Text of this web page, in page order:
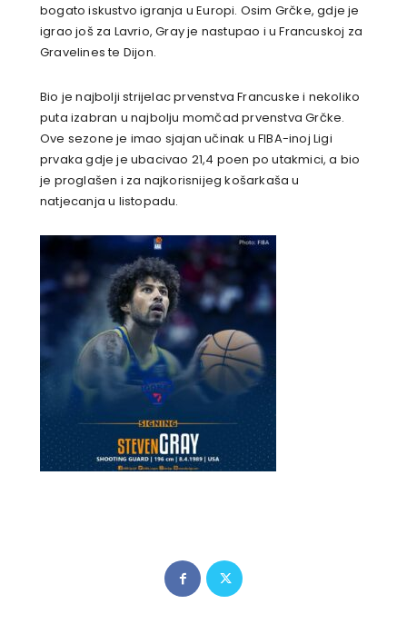
bogato iskustvo igranja u Europi. Osim Grčke, gdje je
igrao još za Lavrio, Gray je nastupao i u Francuskoj za
Gravelines te Dijon.
Bio je najbolji strijelac prvenstva Francuske i nekoliko
puta izabran u najbolju momčad prvenstva Grčke.
Ove sezone je imao sjajan učinak u FIBA-inoj Ligi
prvaka gdje je ubacivao 21,4 poen po utakmici, a bio
je proglašen i za najkorisnijeg košarkaša u
natjecanja u listopadu.